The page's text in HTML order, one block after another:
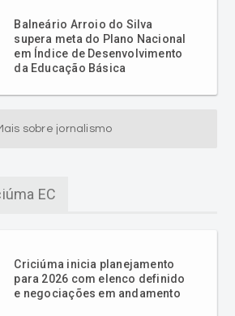
Balneário Arroio do Silva
supera meta do Plano Nacional
em Índice de Desenvolvimento
da Educação Básica
sobre jornalismo
EC
Criciúma inicia planejamento
para 2026 com elenco definido
e negociações em andamento